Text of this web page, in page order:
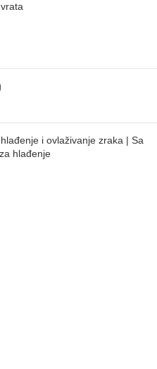
i ovlaživanje zraka | Sa
hlađenje